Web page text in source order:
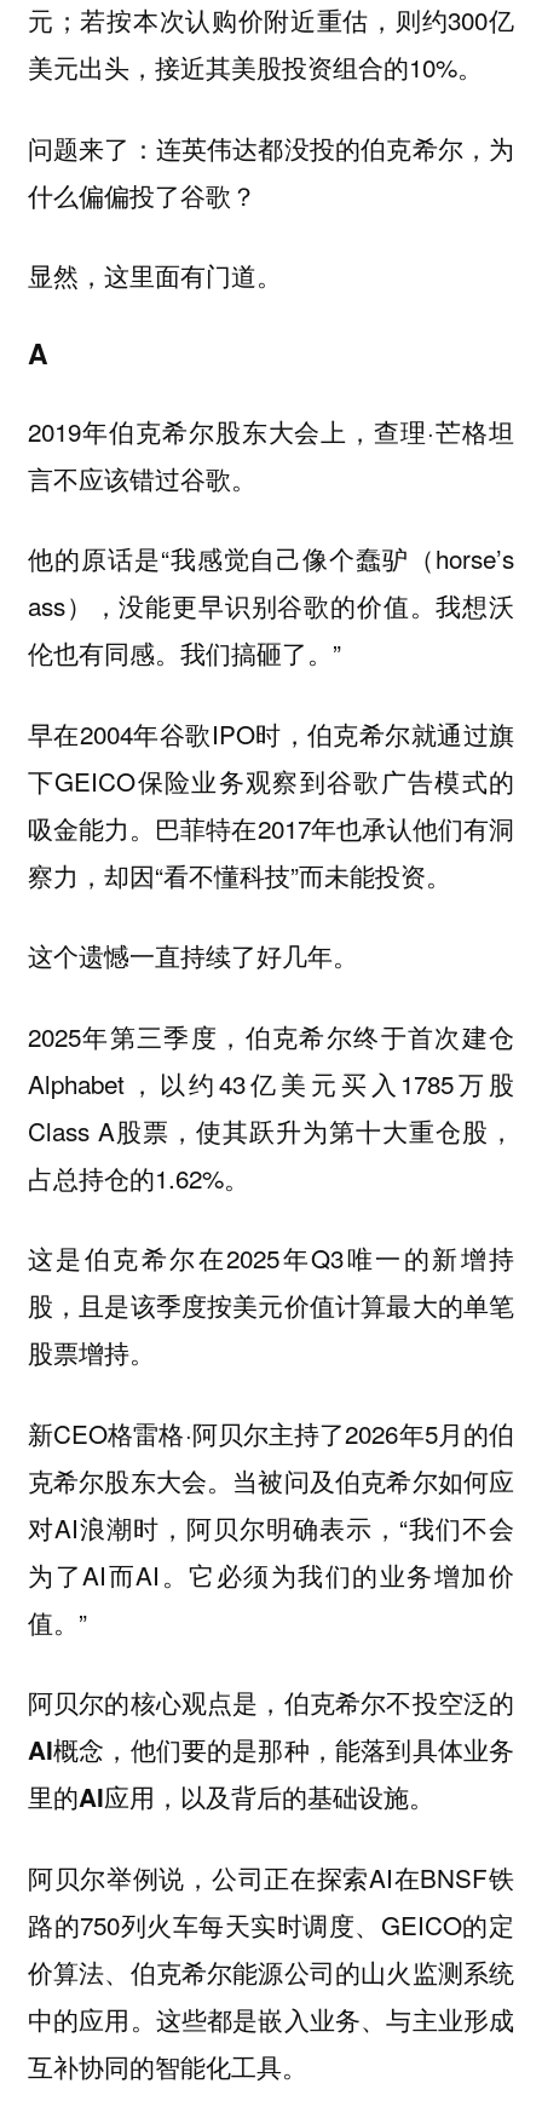
元；若按本次认购价附近重估，则约300亿
美元出头，接近其美股投资组合的10%。
问题来了：连英伟达都没投的伯克希尔，为
什么偏偏投了谷歌？
显然，这里面有门道。
A
2019年伯克希尔股东大会上，查理·芒格坦
言不应该错过谷歌。
他的原话是“我感觉自己像个蠢驴（horse’s
ass），没能更早识别谷歌的价值。我想沃
伦也有同感。我们搞砸了。”
早在2004年谷歌IPO时，伯克希尔就通过旗
下GEICO保险业务观察到谷歌广告模式的
吸金能力。巴菲特在2017年也承认他们有洞
察力，却因“看不懂科技”而未能投资。
这个遗憾一直持续了好几年。
2025年第三季度，伯克希尔终于首次建仓
Alphabet，以约43亿美元买入1785万股
Class A股票，使其跃升为第十大重仓股，
占总持仓的1.62%。
这是伯克希尔在2025年Q3唯一的新增持
股，且是该季度按美元价值计算最大的单笔
股票增持。
新CEO格雷格·阿贝尔主持了2026年5月的伯
克希尔股东大会。当被问及伯克希尔如何应
对AI浪潮时，阿贝尔明确表示，“我们不会
为了AI而AI。它必须为我们的业务增加价
值。”
阿贝尔的核心观点是， 伯克希尔不投空泛的
AI概念，他们要的是那种，能落到具体业务
里的AI应用，以及背后的基础设施。
阿贝尔举例说，公司正在探索AI在BNSF铁
路的750列火车每天实时调度、GEICO的定
价算法、伯克希尔能源公司的山火监测系统
中的应用。这些都是嵌入业务、与主业形成
互补协同的智能化工具。